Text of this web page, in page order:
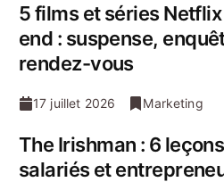
5 films et séries
end : suspense,
rendez-vous
17 juillet 2026 Marketing
The Irishman : 6
salariés et